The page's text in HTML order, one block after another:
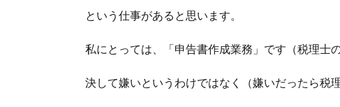
という仕事があると思います。
私にとっては、「申告書作成業務」です（税理士
決して嫌いというわけではなく（嫌いだったら税